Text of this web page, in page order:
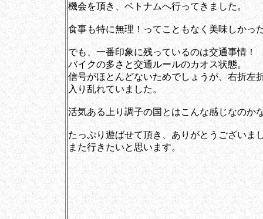
機会を頂き、ベトナムへ行ってきました。
食事も特に無理！ってこともなく美味しかっ
でも、一番印象に残っているのは交通事情！
バイクの多さと交通ルールのカオス状態。
信号がほとんどないためでしょうが、右折左
入り乱れていました。
活気ある上り調子の国とはこんな感じなのか
たっぷり遊ばせて頂き、ありがとうございま
また行きたいと思います。
[岩